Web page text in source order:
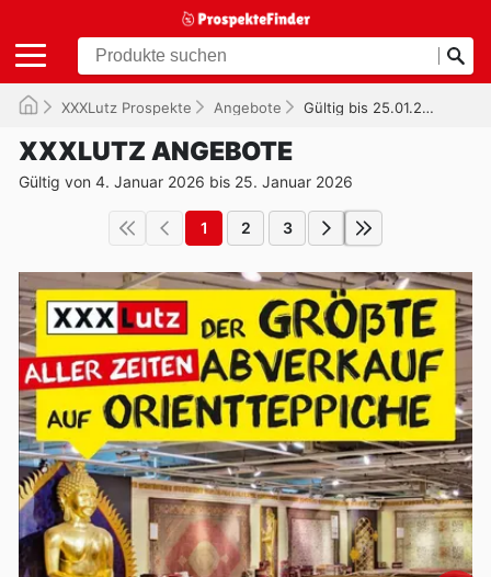
XXXLutz Prospekte Angebote Gültig bis 25.01.2026
XXXLUTZ ANGEBOTE
Gültig von 4. Januar 2026 bis 25. Januar 2026
1 2 3